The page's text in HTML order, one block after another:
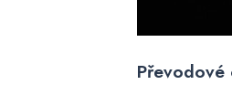
Převodové